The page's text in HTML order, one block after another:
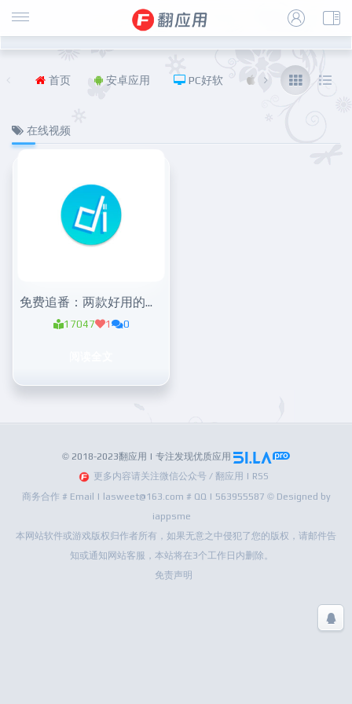
首页 安卓应用 PC好软 iOS 福利
在线视频
免费追番：两款好用的追番app
17047 1 0
© 2018-2023翻应用 | 专注发现优质应用
更多内容请关注微信公众号 / 翻应用 | RSS
商务合作 # Email | lasweet@163.com # QQ | 563955587 © Designed by
iappsme
本网站软件或游戏版权归作者所有，如果无意之中侵犯了您的版权，请邮件告
知或通知网站客服，本站将在3个工作日内删除。
免责声明